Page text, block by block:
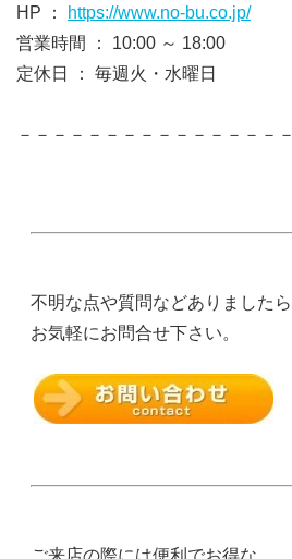
HP ：
https://www.no-bu.co.jp/
営業時間 ： 10:00 ～ 18:00
定休日 ： 毎週火・水曜日
－－－－－－－－－－－－－－－－
不明な点や質問などありましたら
お気軽にお問合せ下さい。
ご来店の際には便利でお得な